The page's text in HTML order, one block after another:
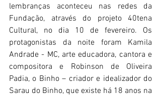
lembranças aconteceu nas redes da
Fundação, através do projeto 40tena
Cultural, no dia 10 de fevereiro. Os
protagonistas da noite foram Kamila
Andrade - MC, arte educadora, cantora e
compositora e Robinson de Oliveira
Padia, o Binho – criador e idealizador do
Sarau do Binho, que existe há 18 anos na